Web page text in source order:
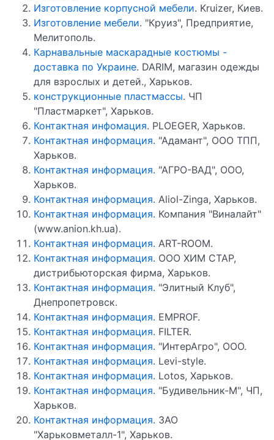
Изготовление корпусной мебели. Kruizer, Киев.
Изготовление мебели. "Круиз", Предприятие,
Мелитополь.
Карнавальные маскарадные костюмы -
доставка по Украине. DARIM, магазин одежды
для взрослых и детей., Харьков.
конструкционные пластмассы. ЧП
"Пластмаркет", Харьков.
Контактная инфомация. PLOEGER, Харьков.
Контактная информация. "Адамант", ООО ТПП,
Харьков.
Контактная информация. "АГРО-ВАД", ООО,
Харьков.
Контактная информация. Aliol-Zinga, Харьков.
Контактная информация. Компания "Виналайт"
(www.anion.kh.ua).
Контактная информация. ART-ROOM.
Контактная информация. ООО ХИМ СТАР,
дистрибьюторская фирма, Харьков.
Контактная информация. "Элитный Клуб",
Днепропетровск.
Контактная информация. EMPROF.
Контактная информация. FILTER.
Контактная информация. "ИнтерАгро", ООО.
Контактная информация. Levi-style.
Контактная информация. Lotos, Харьков.
Контактная информация. "Будивельник-М", ЧП,
Харьков.
Контактная информация. ЗАО
"Харьковметалл-1", Харьков.